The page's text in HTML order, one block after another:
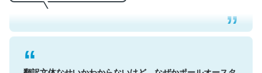
翻訳文体なせいかわからないけど、なぜかポールオースタ